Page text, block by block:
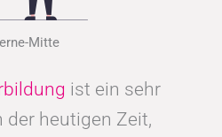
Mitte
ist ein sehr
der heutigen Zeit,